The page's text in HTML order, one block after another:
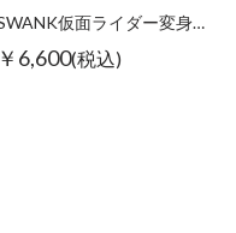
SWANK仮面ライダー変身タイピン
￥6,600(税込)